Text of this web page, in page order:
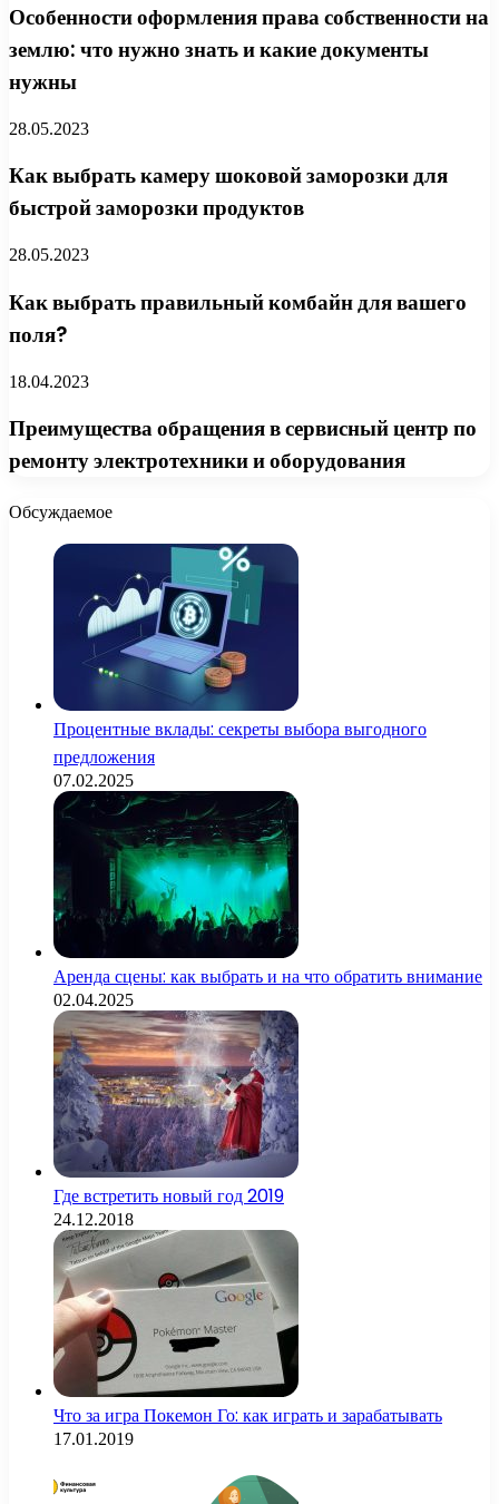
Особенности оформления права собственности на
землю: что нужно знать и какие документы
нужны
28.05.2023
Как выбрать камеру шоковой заморозки для
быстрой заморозки продуктов
28.05.2023
Как выбрать правильный комбайн для вашего
поля?
18.04.2023
Преимущества обращения в сервисный центр по
ремонту электротехники и оборудования
Обсуждаемое
Процентные вклады: секреты выбора выгодного
предложения
07.02.2025
Аренда сцены: как выбрать и на что обратить внимание
02.04.2025
Где встретить новый год 2019
24.12.2018
Что за игра Покемон Го: как играть и зарабатывать
17.01.2019